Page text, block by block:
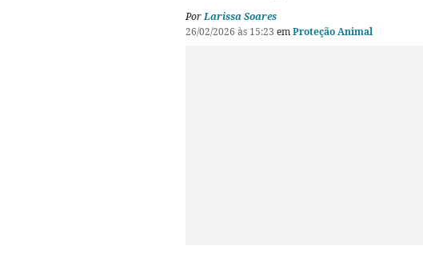
PorLarissa Soares
26/02/2026 às 15:23 emProteção Animal